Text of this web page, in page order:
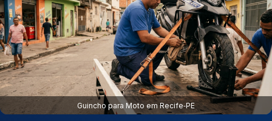
Guincho para Moto em Recife‑PE